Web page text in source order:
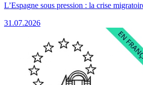
L’Espagne sous pression : la crise
31.07.2026